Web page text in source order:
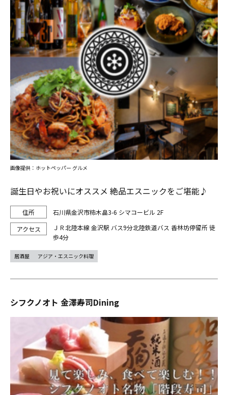
誕生日やお祝いにオススメ 絶品エスニックをご堪能♪
石川県金沢市柿木畠3-6 シマコービル 2F
ＪＲ北陸本線 金沢駅 バス9分北陸鉄道バス 香林坊停留所 徒
歩4分
画像提供：ホットペッパー グルメ
居酒屋 アジア・エスニック料理
シフクノオト 金澤寿司Dining